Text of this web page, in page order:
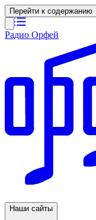
Перейти к содержанию
Радио Орфей
Наши сайты